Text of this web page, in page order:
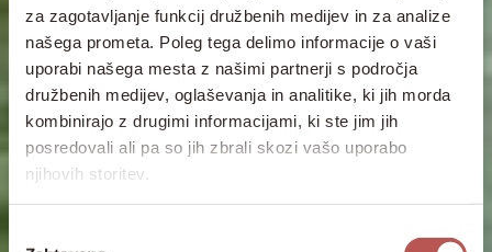
za zagotavljanje funkcij družbenih medijev in za analize
našega prometa. Poleg tega delimo informacije o vaši
uporabi našega mesta z našimi partnerji s področja
družbenih medijev, oglaševanja in analitike, ki jih morda
kombinirajo z drugimi informacijami, ki ste jim jih
posredovali ali pa so jih zbrali skozi vašo uporabo
njihovih storitev.